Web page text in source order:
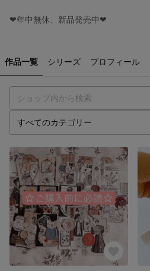
❤︎年中無休、新品発売中❤︎
作品一覧 シリーズ プロフィール